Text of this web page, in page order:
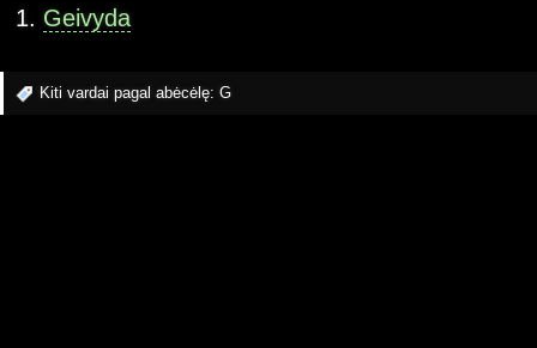
Geivyda
Kiti vardai pagal abėcėlę: G